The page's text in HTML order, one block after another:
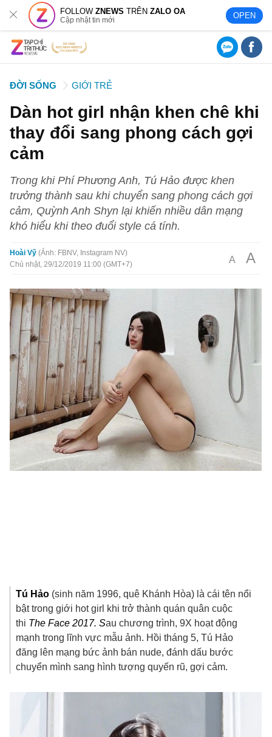
FOLLOWZNEWS TRÊNZALO OA
Cập nhật tin mới OPEN
ĐỜI SỐNG GIỚI TRẺ
Dàn hot girl nhận khen chê khi
thay đổi sang phong cách gợi
cảm
Trong khi Phí Phương Anh, Tú Hảo được khen
trưởng thành sau khi chuyển sang phong cách gợi
cảm, Quỳnh Anh Shyn lại khiến nhiều dân mạng
khó hiểu khi theo đuổi style cá tính.
Hoài Vỹ Ảnh: FBNV, Instagram NV
Chủ nhật, 29/12/2019 11:00 (GMT+7)
A A
Tú Hảo (sinh năm 1996, quê Khánh Hòa) là cái tên nổi
bật trong giới hot girl khi trở thành quán quân cuộc
thi The Face 2017. Sau chương trình, 9X hoạt động
mạnh trong lĩnh vực mẫu ảnh. Hồi tháng 5, Tú Hảo
đăng lên mạng bức ảnh bán nude, đánh dấu bước
chuyển mình sang hình tượng quyến rũ, gợi cảm.